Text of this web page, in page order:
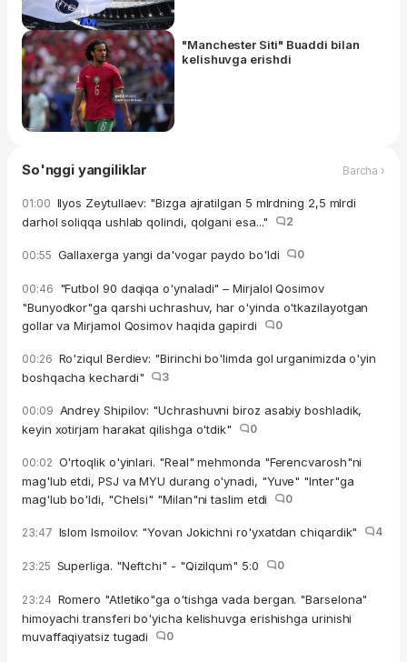
"Manchester Siti" Buaddi bilan
kelishuvga erishdi
So'nggi yangiliklar Barcha ›
01:00 Ilyos Zeytullaev: "Bizga ajratilgan 5 mlrdning 2,5 mlrdi
darhol soliqqa ushlab qolindi, qolgani esa..."
2
00:55 Gallaxerga yangi da'vogar paydo bo'ldi 0
00:46 "Futbol 90 daqiqa o'ynaladi" – Mirjalol Qosimov
"Bunyodkor"ga qarshi uchrashuv, har o'yinda o'tkazilayotgan
gollar va Mirjamol Qosimov haqida gapirdi
0
00:26 Ro'ziqul Berdiev: "Birinchi bo'limda gol urganimizda o'yin
boshqacha kechardi"
3
00:09 Andrey Shipilov: "Uchrashuvni biroz asabiy boshladik,
keyin xotirjam harakat qilishga o'tdik"
0
00:02 O'rtoqlik o'yinlari. "Real" mehmonda "Ferencvarosh"ni
mag'lub etdi, PSJ va MYU durang o'ynadi, "Yuve" "Inter"ga
mag'lub bo'ldi, "Chelsi" "Milan"ni taslim etdi
0
23:47 Islom Ismoilov: "Yovan Jokichni ro'yxatdan chiqardik" 4
23:25 Superliga. "Neftchi" - "Qizilqum" 5:0 0
23:24 Romero "Atletiko"ga o'tishga vada bergan. "Barselona"
himoyachi transferi bo'yicha kelishuvga erishishga urinishi
muvaffaqiyatsiz tugadi
0